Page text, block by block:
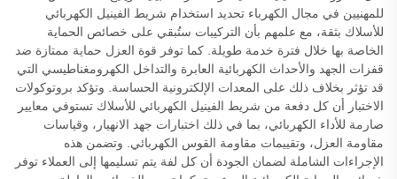
للمهنيين في مجال الكهرباء تحديد استخدام شريط الفينيل الكهربائي
للأسلاك بثقة، مع علمهم بأن التركيبات ستُبقي على خصائص الحماية
الخاصة بها خلال فترة خدمة طويلة. كما توفر قوة العزل حماية ممتازة ضد
قفزات الجهد والأحداث الكهربائية العابرة والتداخل الكهرومغناطيسي التي
قد تؤثر بخلاف ذلك على المعدات الإلكترونية الحساسة. وتؤكد بروتوكولات
الاختبار أن كل دفعة من شريط الفينيل الكهربائي للأسلاك تستوفي معايير
صارمة للأداء الكهربائي، بما في ذلك اختبارات جهد الانهيار، وقياسات
مقاومة العزل، وتقييمات مقاومة القوس الكهربائي. وتضمن هذه
الإجراءات الشاملة لضمان الجودة أن كل لفة يتم تسليمها إلى العملاء توفر